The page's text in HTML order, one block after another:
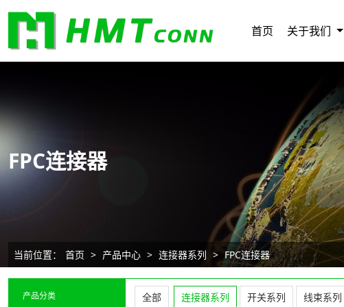
首页 关于我们
当前位置： 首页 > 产品中心 > 连接器系列 > FPC连接器
FPC连接器
产品分类 全部 连接器系列 开关系列 线束系列